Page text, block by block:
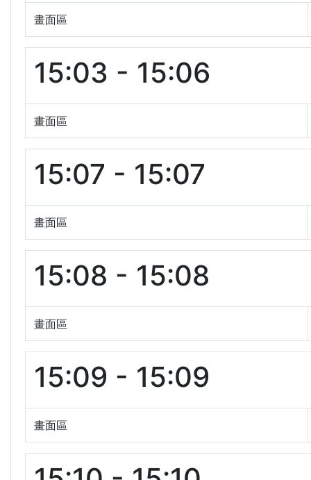
畫面區
15:03 - 15:06
畫面區
15:07 - 15:07
畫面區
15:08 - 15:08
畫面區
15:09 - 15:09
畫面區